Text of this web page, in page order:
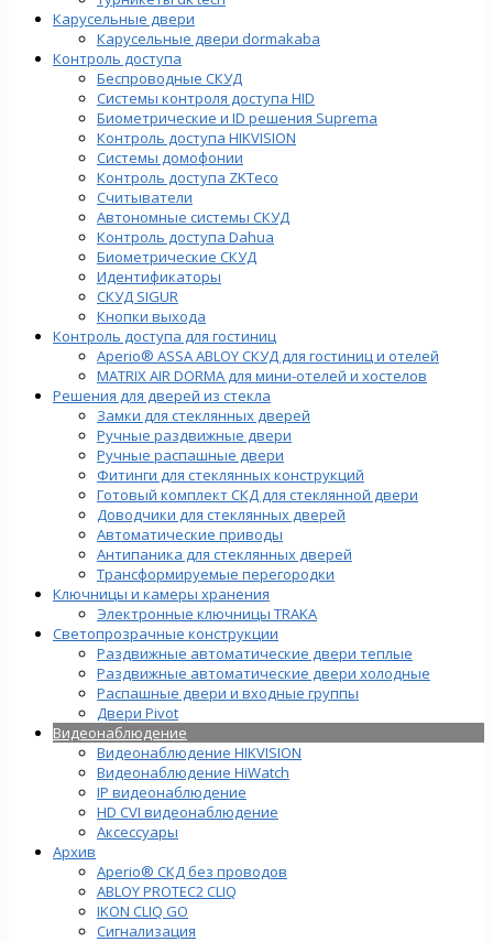
Карусельные двери
Карусельные двери dormakaba
Контроль доступа
Беспроводные СКУД
Системы контроля доступа HID
Биометрические и ID решения Suprema
Контроль доступа HIKVISION
Системы домофонии
Контроль доступа ZKTeco
Считыватели
Автономные системы СКУД
Контроль доступа Dahua
Биометрические СКУД
Идентификаторы
СКУД SIGUR
Кнопки выхода
Контроль доступа для гостиниц
Aperio® ASSA ABLOY СКУД для гостиниц и отелей
MATRIX AIR DORMA для мини-отелей и хостелов
Решения для дверей из стекла
Замки для стеклянных дверей
Ручные раздвижные двери
Ручные распашные двери
Фитинги для стеклянных конструкций
Готовый комплект СКД для стеклянной двери
Доводчики для стеклянных дверей
Автоматические приводы
Антипаника для стеклянных дверей
Трансформируемые перегородки
Ключницы и камеры хранения
Электронные ключницы TRAKA
Светопрозрачные конструкции
Раздвижные автоматические двери теплые
Раздвижные автоматические двери холодные
Распашные двери и входные группы
Двери Pivot
Видеонаблюдение
Видеонаблюдение HIKVISION
Видеонаблюдение HiWatch
IP видеонаблюдение
HD CVI видеонаблюдение
Аксессуары
Архив
Aperio® СКД без проводов
ABLOY PROTEC2 CLIQ
IKON CLIQ GO
Сигнализация